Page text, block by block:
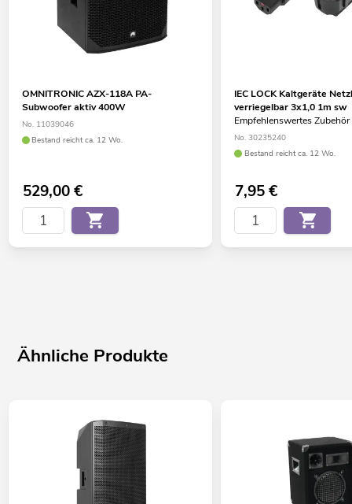
OMNITRONIC AZX-118A PA-
Subwoofer aktiv 400W
No. 11039046
Bestand reicht ca. 12 Wo.
529,00€
IEC LOCK Kaltgeräte
verriegelbar 3x1,0 1m sw
Empfehlenswertes Zubehör
No. 30235240
Bestand reicht ca. 12 Wo.
7,95€
Ähnliche Produkte